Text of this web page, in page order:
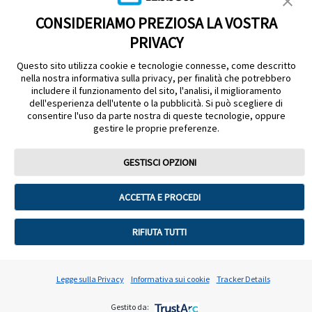
Cookie Policy Termini e Condizioni
Informativa Privacy
Info su ADC
Informativa sul Data Act Cookie Preferenze
FreeStyle Libre, FreeStyle Libre 2, FreeStyle Libre 3, FreeStyle LibreLink e
LibreView sono dispositivi medici CE 2797. Leggere attentamente le
del sensore, FreeStyle, Libre, e i marchi correlati sono marchi di Abbott.
Gli altri marchi sono proprietà dei loro rispettivi proprietari- Immagini
unicamente a scopo llustrativo. Non rappresentano pazienti e dati reali.
Le immagini del prodotto sono presenti al solo scopo illustrativo.
L'indicazione pediatrica (età compresa tra 4 e 12 anni) è limitata ai pazienti
sottoposti alla supervisione di una persona di età superiore ai 18 anni.
CONSIDERIAMO PREZIOSA LA VOSTRA
PRIVACY
Questo sito utilizza cookie e tecnologie connesse, come descritto
nella nostra informativa sulla privacy, per finalità che potrebbero
includere il funzionamento del sito, l'analisi, il miglioramento
dell'esperienza dell'utente o la pubblicità. Si può scegliere di
consentire l'uso da parte nostra di queste tecnologie, oppure
gestire le proprie preferenze.
GESTISCI OPZIONI
ACCETTA E PROCEDI
RIFIUTA TUTTI
Legge sulla Privacy Informativa sui cookie Tracker Details
Gestito da: